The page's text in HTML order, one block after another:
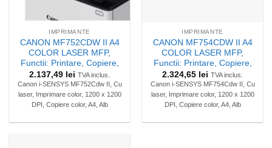
IMPRIMANTE
CANON MF752CDW II A4
COLOR LASER MFP,
Functii: Printare, Copiere,
2.137,49 lei TVA inclus.
Canon i-SENSYS MF752Cdw II, Cu
laser, Imprimare color, 1200 x 1200
DPI, Copiere color, A4, Alb
IMPRIMANTE
CANON MF754CDW II A4
COLOR LASER MFP,
Functii: Printare, Copiere,
2.324,65 lei TVA inclus.
Canon i-SENSYS MF754Cdw II, Cu
laser, Imprimare color, 1200 x 1200
DPI, Copiere color, A4, Alb